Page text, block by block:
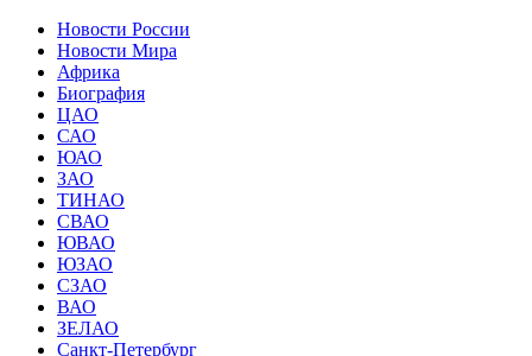
Новости России
Новости Мира
Африка
Биография
ЦАО
САО
ЮАО
ЗАО
ТИНАО
СВАО
ЮВАО
ЮЗАО
СЗАО
ВАО
ЗЕЛАО
Санкт-Петербург